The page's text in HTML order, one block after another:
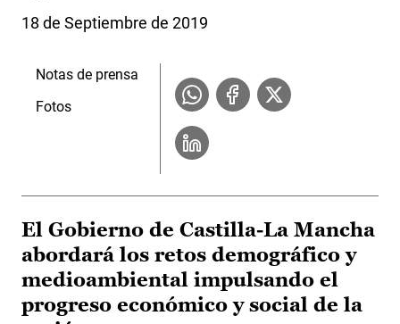
18 de Septiembre de 2019
Notas de prensa
Fotos
El Gobierno de Castilla-La Mancha
abordará los retos demográfico y
medioambiental impulsando el
progreso económico y social de la